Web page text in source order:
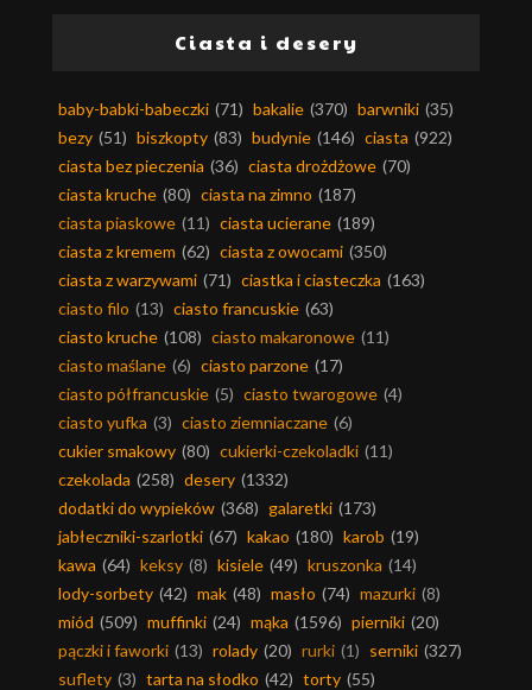
Ciasta i desery
baby-babki-babeczki (71) bakalie (370) barwniki (35)
bezy (51) biszkopty (83) budynie (146) ciasta (922)
ciasta bez pieczenia (36) ciasta drożdżowe (70)
ciasta kruche (80) ciasta na zimno (187)
ciasta piaskowe (11) ciasta ucierane (189)
ciasta z kremem (62) ciasta z owocami (350)
ciasta z warzywami (71) ciastka i ciasteczka (163)
ciasto filo (13) ciasto francuskie (63)
ciasto kruche (108) ciasto makaronowe (11)
ciasto maślane (6) ciasto parzone (17)
ciasto półfrancuskie (5) ciasto twarogowe (4)
ciasto yufka (3) ciasto ziemniaczane (6)
cukier smakowy (80) cukierki-czekoladki (11)
czekolada (258) desery (1332)
dodatki do wypieków (368) galaretki (173)
jabłeczniki-szarlotki (67) kakao (180) karob (19)
kawa (64) keksy (8) kisiele (49) kruszonka (14)
lody-sorbety (42) mak (48) masło (74) mazurki (8)
miód (509) muffinki (24) mąka (1596) pierniki (20)
pączki i faworki (13) rolady (20) rurki (1) serniki (327)
suflety (3) tarta na słodko (42) torty (55)